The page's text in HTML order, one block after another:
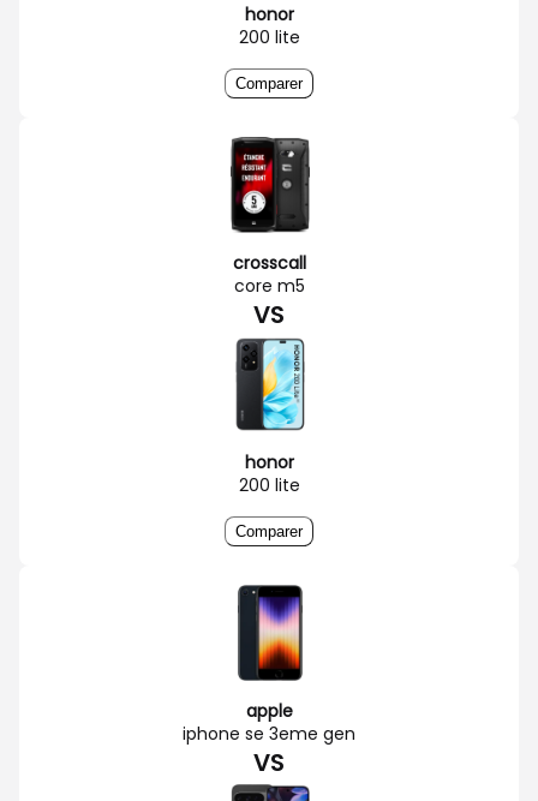
honor
200 lite
Comparer
crosscall
core m5
VS
honor
200 lite
Comparer
apple
iphone se 3eme gen
VS